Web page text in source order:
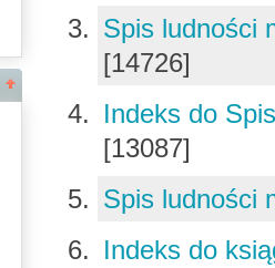
Spis ludności
[14726]
Indeks do
[13087]
Spis ludności
Indeks do